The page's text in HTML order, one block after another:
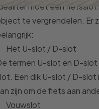
moet een fietsslot
te vergrendelen. Er
Het U-slot / D-slot
termen U-slot en D-
Een dik U-slot / D-slot
zijn om de fiets aan
Vouwslot